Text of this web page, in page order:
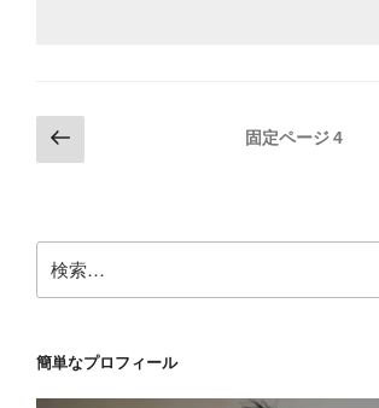
投
稿
ー
ジ
り
前
の
ジ
固定ページ4
索:
簡単なプロフィール